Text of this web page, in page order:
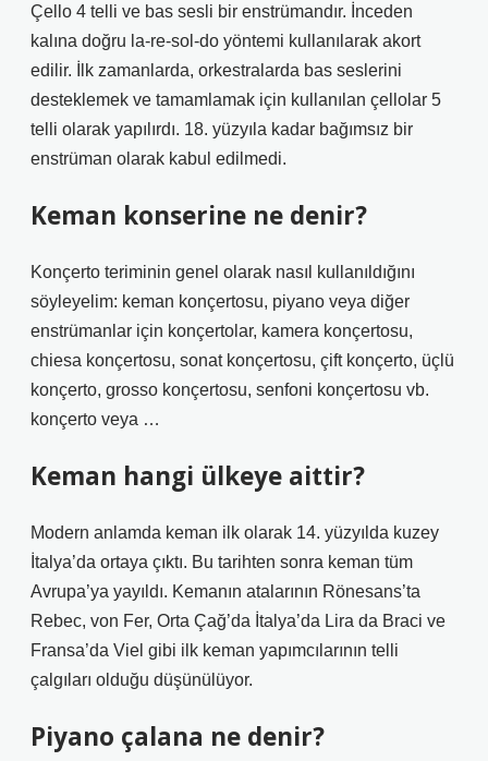
Çello 4 telli ve bas sesli bir enstrümandır. İnceden
kalına doğru la-re-sol-do yöntemi kullanılarak akort
edilir. İlk zamanlarda, orkestralarda bas seslerini
desteklemek ve tamamlamak için kullanılan çellolar 5
telli olarak yapılırdı. 18. yüzyıla kadar bağımsız bir
enstrüman olarak kabul edilmedi.
Keman konserine ne denir?
Konçerto teriminin genel olarak nasıl kullanıldığını
söyleyelim: keman konçertosu, piyano veya diğer
enstrümanlar için konçertolar, kamera konçertosu,
chiesa konçertosu, sonat konçertosu, çift konçerto, üçlü
konçerto, grosso konçertosu, senfoni konçertosu vb.
konçerto veya …
Keman hangi ülkeye aittir?
Modern anlamda keman ilk olarak 14. yüzyılda kuzey
İtalya’da ortaya çıktı. Bu tarihten sonra keman tüm
Avrupa’ya yayıldı. Kemanın atalarının Rönesans’ta
Rebec, von Fer, Orta Çağ’da İtalya’da Lira da Braci ve
Fransa’da Viel gibi ilk keman yapımcılarının telli
çalgıları olduğu düşünülüyor.
Piyano çalana ne denir?